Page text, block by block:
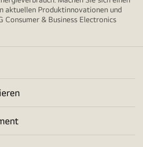
aktuellen Produktinnovationen und
Consumer & Business Electronics